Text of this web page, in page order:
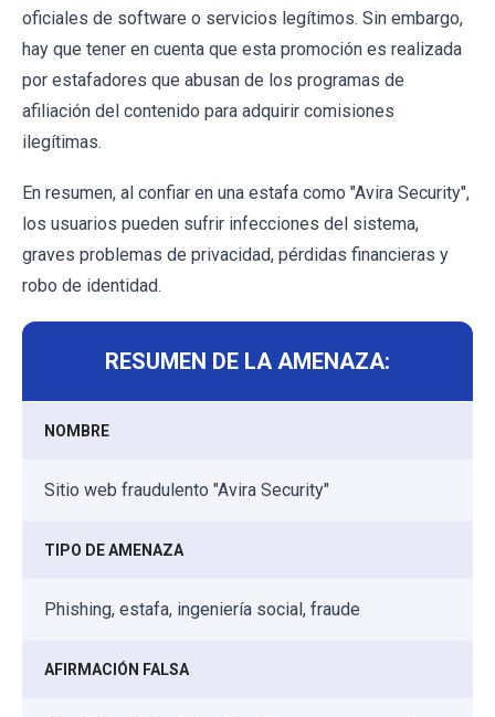
oficiales de software o servicios legítimos. Sin embargo,
hay que tener en cuenta que esta promoción es realizada
por estafadores que abusan de los programas de
afiliación del contenido para adquirir comisiones
ilegítimas.
En resumen, al confiar en una estafa como "Avira Security",
los usuarios pueden sufrir infecciones del sistema,
graves problemas de privacidad, pérdidas financieras y
robo de identidad.
RESUMEN DE LA AMENAZA:
NOMBRE
Sitio web fraudulento "Avira Security"
TIPO DE AMENAZA
Phishing, estafa, ingeniería social, fraude
AFIRMACIÓN FALSA